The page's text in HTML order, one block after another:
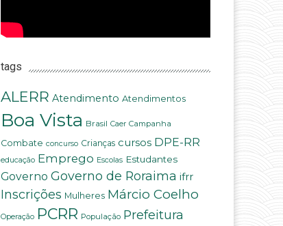
tags
ALERR Atendimento Atendimentos
Boa Vista Brasil Caer Campanha
Combate concurso Crianças cursos DPE-RR
educação Emprego Escolas Estudantes
Governo Governo de Roraima ifrr
Inscrições Mulheres Márcio Coelho
Operação PCRR População Prefeitura